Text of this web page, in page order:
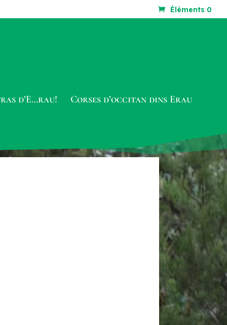
Éléments 0
d’E…rau! Corses d’occitan dins Erau